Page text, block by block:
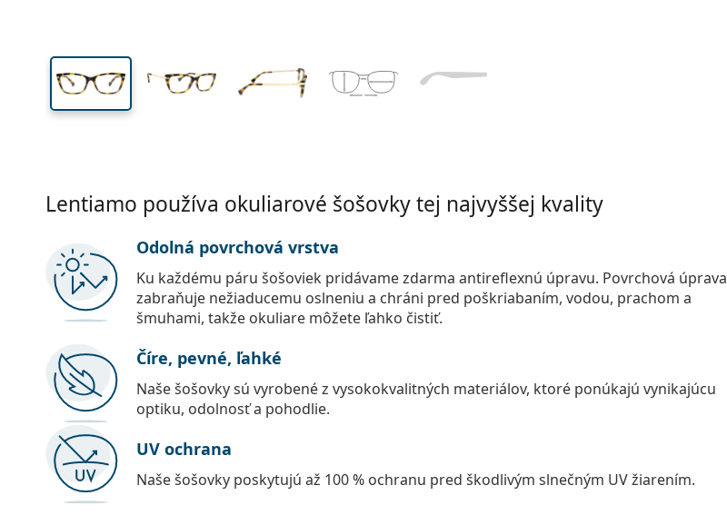
Lentiamo používa okuliarové šošovky tej najvyššej kvality
Odolná povrchová vrstva
Ku každému páru šošoviek pridávame zdarma antireflexnú úpravu. Povrchová úprava
zabraňuje nežiaducemu oslneniu a chráni pred poškriabaním, vodou, prachom a
šmuhami, takže okuliare môžete ľahko čistiť.
Číre, pevné, ľahké
Naše šošovky sú vyrobené z vysokokvalitných materiálov, ktoré ponúkajú vynikajúcu
optiku, odolnosť a pohodlie.
UV ochrana
Naše šošovky poskytujú až 100 % ochranu pred škodlivým slnečným UV žiarením.